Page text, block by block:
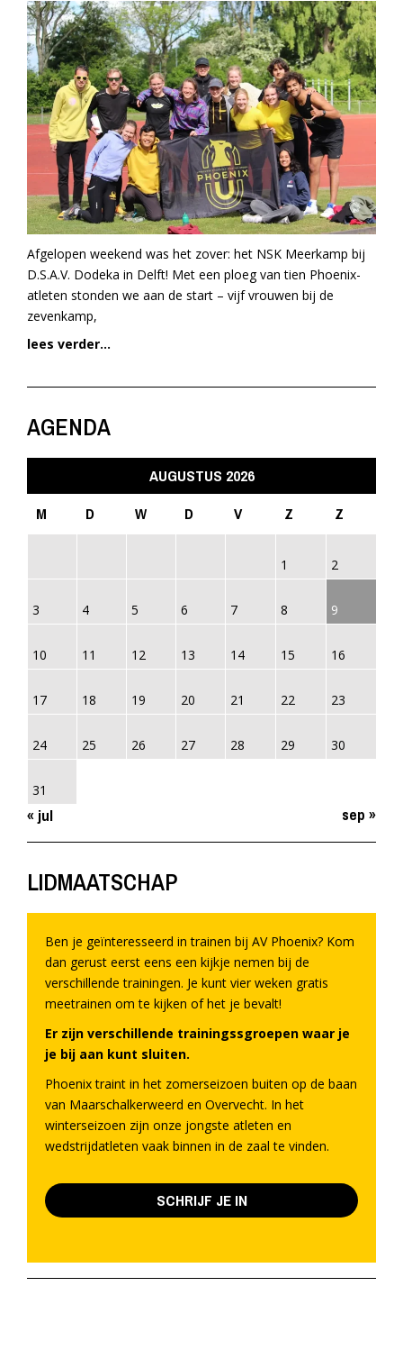
Afgelopen weekend was het zover: het NSK Meerkamp bij
D.S.A.V. Dodeka in Delft! Met een ploeg van tien Phoenix-
atleten stonden we aan de start – vijf vrouwen bij de
zevenkamp,
lees verder...
AGENDA
AUGUSTUS 2026
M
D W D V Z Z
1 2
3 4 5 6 7 8 9
10 11 12 13 14 15 16
17 18 19 20 21 22 23
24 25 26 27 28 29 30
31
« jul sep »
LIDMAATSCHAP
Ben je geïnteresseerd in trainen bij AV Phoenix? Kom
dan gerust eerst eens een kijkje nemen bij de
verschillende trainingen. Je kunt vier weken gratis
meetrainen om te kijken of het je bevalt!
Er zijn verschillende trainingssgroepen waar je
je bij aan kunt sluiten.
Phoenix traint in het zomerseizoen buiten op de baan
van Maarschalkerweerd en Overvecht. In het
winterseizoen zijn onze jongste atleten en
wedstrijdatleten vaak binnen in de zaal te vinden.
SCHRIJF JE IN